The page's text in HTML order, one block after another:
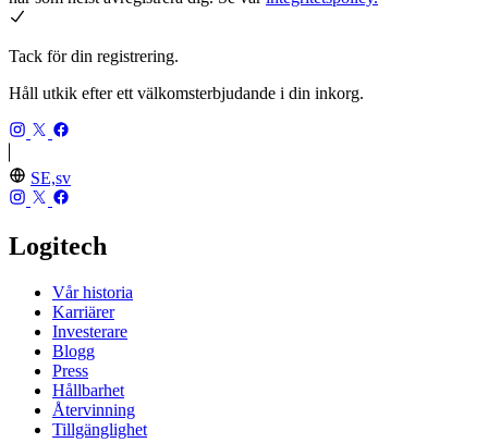
Tack för din registrering.
Håll utkik efter ett välkomsterbjudande i din inkorg.
SE,sv
Logitech
Vår historia
Karriärer
Investerare
Blogg
Press
Hållbarhet
Återvinning
Tillgänglighet